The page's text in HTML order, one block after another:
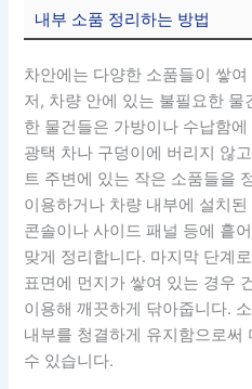
내부 소품 정리하는 방법
차안에는 다양한 소품들이 쌓
저, 차량 안에 있는 불필요한
한 물건들은 가방이나 수납함
광택 차나 구덩이에 버리지 않
트 주변에 있는 작은 소품들을
이용하거나 차량 내부에 설치
콘솔이나 사이드 패널 등에 흩
맞게 정리합니다. 마지막 단계
표면에 먼지가 쌓여 있는 경우
이용해 깨끗하게 닦아줍니다.
내부를 청결하게 유지함으로써
수 있습니다.